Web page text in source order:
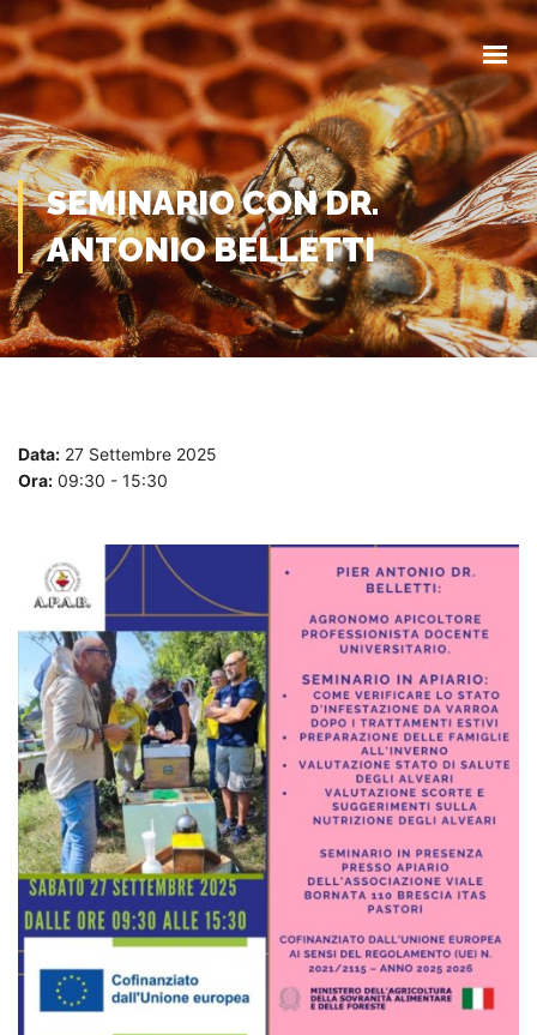
HOME
CHI SIAMO
COMUNICAZIONI
EVENTI
MODULISTICA
CONTATTI
SEMINARIO CON DR.
ANTONIO BELLETTI
Data: 27 Settembre 2025
Ora: 09:30 - 15:30